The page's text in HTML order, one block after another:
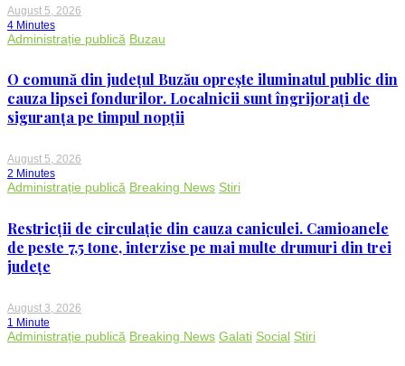
August 5, 2026
4 Minutes
Administrație publică Buzau
O comună din județul Buzău oprește iluminatul public din
cauza lipsei fondurilor. Localnicii sunt îngrijorați de
siguranța pe timpul nopții
August 5, 2026
2 Minutes
Administrație publică Breaking News Stiri
Restricții de circulație din cauza caniculei. Camioanele
de peste 7,5 tone, interzise pe mai multe drumuri din trei
județe
August 3, 2026
1 Minute
Administrație publică Breaking News Galati Social Stiri